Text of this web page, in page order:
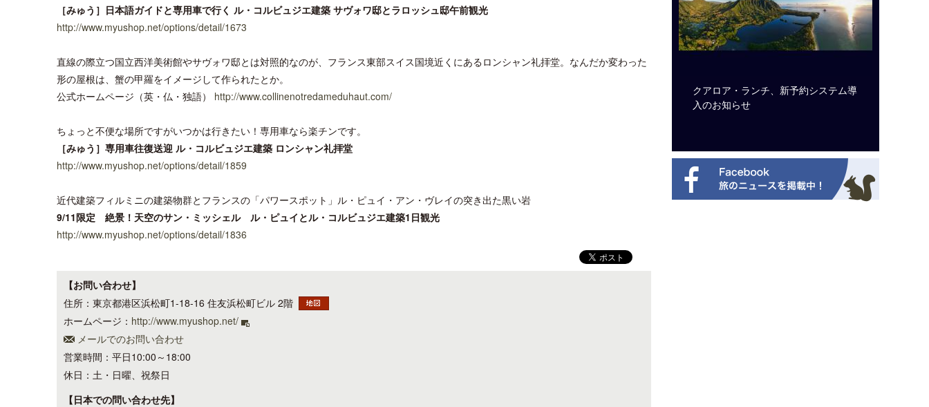
［みゅう］日本語ガイドと専用車で行く ル・コルビュジエ建築 サヴォワ邸とラロッシュ邸午前観光
http://www.myushop.net/options/detail/1673
直線の際立つ国立西洋美術館やサヴォワ邸とは対照的なのが、フランス東部スイス国境近くにあるロンシャン礼拝堂。なんだか変わった
形の屋根は、蟹の甲羅をイメージして作られたとか。
公式ホームページ（英・仏・独語）
http://www.collinenotredameduhaut.com/
ちょっと不便な場所ですがいつかは行きたい！専用車なら楽チンです。
［みゅう］専用車往復送迎 ル・コルビュジエ建築 ロンシャン礼拝堂
http://www.myushop.net/options/detail/1859
近代建築フィルミニの建築物群とフランスの「パワースポット」ル・ピュイ・アン・ヴレイの突き出た黒い岩
9/11限定 絶景！天空のサン・ミッシェル ル・ピュイとル・コルビュジエ建築1日観光
http://www.myushop.net/options/detail/1836
【お問い合わせ】
住所：東京都港区浜松町1-18-16 住友浜松町ビル 2階
ホームページ： http://www.myushop.net/
メールでのお問い合わせ
営業時間：平日10:00～18:00
休日：土・日曜、祝祭日
【日本での問い合わせ先】
開業50周年に合わせ「ザ ビュッフェ
アット ハイアット」のメニューを刷
クアロア・ランチ、新予約システム導
入のお知らせ